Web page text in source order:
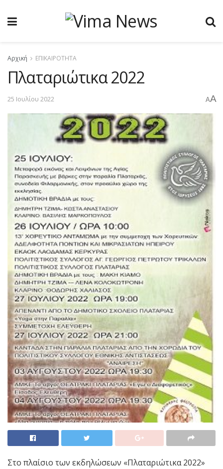
Αρχική ΕΠΙΚΑΙΡΟΤΗΤΑ
Πλαταριώτικα 2022
25 Ιουλίου 2022 AA
Στο πλαίσιο των εκδηλώσεων «Πλαταριώτικα 2022»